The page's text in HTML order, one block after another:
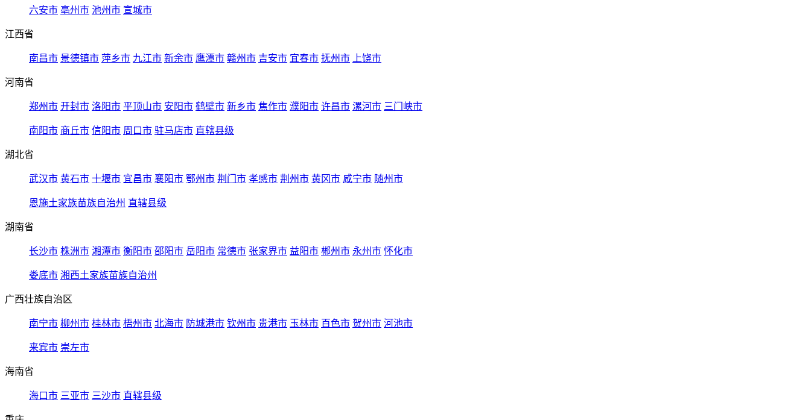
六安市 亳州市 池州市 宣城市
江西省
南昌市 景德镇市 萍乡市 九江市 新余市 鹰潭市 赣州市 吉安市 宜春市 抚州市 上饶市
河南省
郑州市 开封市 洛阳市 平顶山市 安阳市 鹤壁市 新乡市 焦作市 濮阳市 许昌市 漯河市 三门峡市
南阳市 商丘市 信阳市 周口市 驻马店市 直辖县级
湖北省
武汉市 黄石市 十堰市 宜昌市 襄阳市 鄂州市 荆门市 孝感市 荆州市 黄冈市 咸宁市 随州市
恩施土家族苗族自治州 直辖县级
湖南省
长沙市 株洲市 湘潭市 衡阳市 邵阳市 岳阳市 常德市 张家界市 益阳市 郴州市 永州市 怀化市
娄底市 湘西土家族苗族自治州
广西壮族自治区
南宁市 柳州市 桂林市 梧州市 北海市 防城港市 钦州市 贵港市 玉林市 百色市 贺州市 河池市
来宾市 崇左市
海南省
海口市 三亚市 三沙市 直辖县级